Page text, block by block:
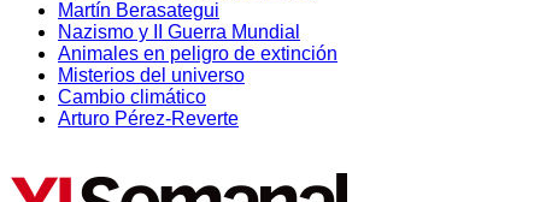
Martín Berasategui
Nazismo y II Guerra Mundial
Animales en peligro de extinción
Misterios del universo
Cambio climático
Arturo Pérez-Reverte